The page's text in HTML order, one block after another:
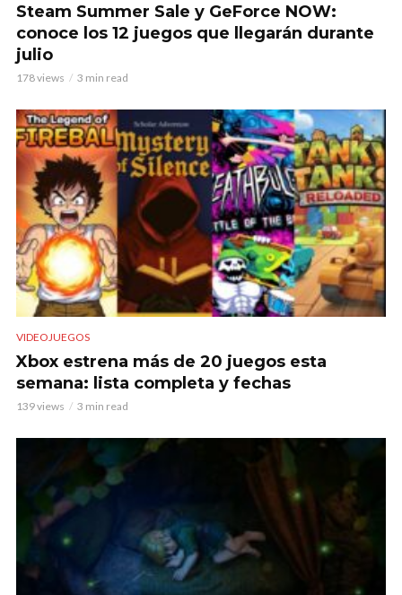
Steam Summer Sale y GeForce NOW:
conoce los 12 juegos que llegarán durante
julio
178 views 3 min read
VIDEOJUEGOS
Xbox estrena más de 20 juegos esta
semana: lista completa y fechas
139 views 3 min read